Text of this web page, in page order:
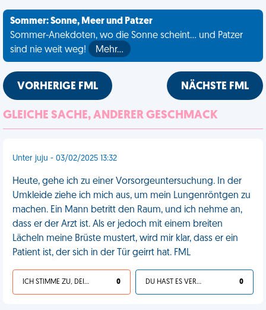
Sommer: Sonne, Meer und Patzer
Sommer-Anekdoten, wo die Sonne scheint... und Patzer
sind nie weit weg!
Mehr…
VORHERIGE FML NÄCHSTE FML
GLEICHE SACHE, ANDERER GESCHMACK
Unter juju - 03/02/2025 13:32
Heute, gehe ich zu einer Vorsorgeuntersuchung. In der
Umkleide ziehe ich mich aus, um mein Lungenröntgen zu
machen. Ein Mann betritt den Raum, und ich nehme an,
dass er der Arzt ist. Als er jedoch mit einem breiten
Lächeln meine Brüste mustert, wird mir klar, dass er ein
Patient ist, der sich in der Tür geirrt hat. FML
ICH STIMME ZU, DEIN LEBEN IST SCHEISSE 0 DU HAST ES VERDIENT 0